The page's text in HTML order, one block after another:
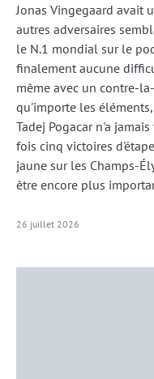
Jonas Vingegaard avait
autres adversaires
le N.1 mondial sur le
finalement aucune
même avec un contre-
qu'importe les
Tadej Pogacar n'a
fois cinq victoires
jaune sur les Champs-
être encore plus
26 juillet 2026